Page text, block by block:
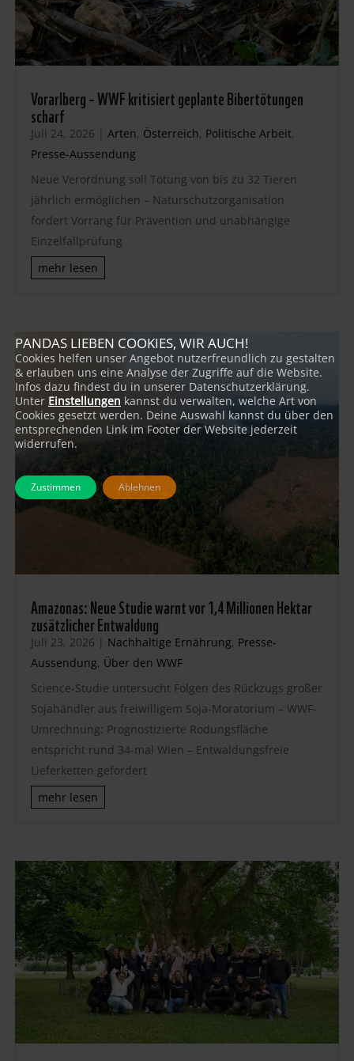
Vorarlberg – WWF kritisiert geplante Bibertötungen
scharf
Juli 24, 2026 | Arten, Österreich, Politische Arbeit,
Presse-Aussendung
Neue Verordnung soll Tötung von bis zu 32 Tieren
jährlich ermöglichen – Naturschutzorganisation
fordert Vorrang für Prävention und unabhängige
Einzelfallprüfung
mehr lesen
Amazonas: Neue Studie warnt vor 1,4 Millionen Hektar
zusätzlicher Entwaldung
Juli 23, 2026 | Nachhaltige Ernährung, Presse-
Aussendung, Über den WWF
Science-Studie untersucht Folgen des Rückzugs großer
Sojahändler aus freiwilligem Soja-Moratorium – WWF-
Umrechnung: Prognostizierte Rodungsfläche
entspricht rund 34-mal Wien – Entwaldungsfreie
Lieferketten gefordert
mehr lesen
PANDAS LIEBEN COOKIES, WIR AUCH!
Cookies helfen unser Angebot nutzerfreundlich zu gestalten
& erlauben uns eine Analyse der Zugriffe auf die Website.
Infos dazu findest du in unserer Datenschutzerklärung.
Unter Einstellungen kannst du verwalten, welche Art von
Cookies gesetzt werden. Deine Auswahl kannst du über den
entsprechenden Link im Footer der Website jederzeit
widerrufen.
Zustimmen Ablehnen